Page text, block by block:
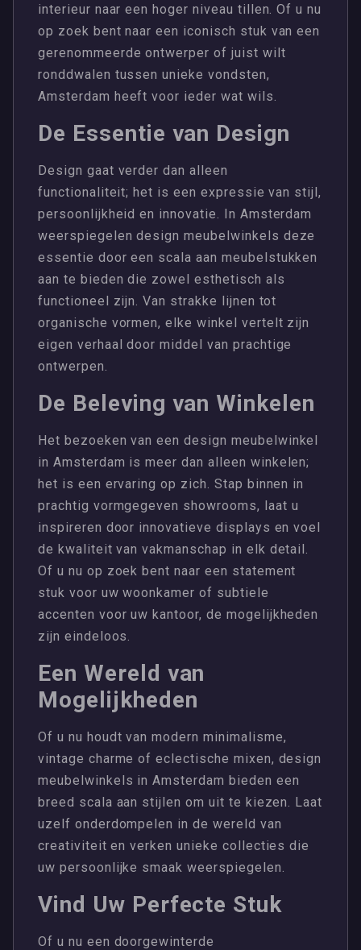
interieur naar een hoger niveau tillen. Of u nu
op zoek bent naar een iconisch stuk van een
gerenommeerde ontwerper of juist wilt
ronddwalen tussen unieke vondsten,
Amsterdam heeft voor ieder wat wils.
De Essentie van Design
Design gaat verder dan alleen
functionaliteit; het is een expressie van stijl,
persoonlijkheid en innovatie. In Amsterdam
weerspiegelen design meubelwinkels deze
essentie door een scala aan meubelstukken
aan te bieden die zowel esthetisch als
functioneel zijn. Van strakke lijnen tot
organische vormen, elke winkel vertelt zijn
eigen verhaal door middel van prachtige
ontwerpen.
De Beleving van Winkelen
Het bezoeken van een design meubelwinkel
in Amsterdam is meer dan alleen winkelen;
het is een ervaring op zich. Stap binnen in
prachtig vormgegeven showrooms, laat u
inspireren door innovatieve displays en voel
de kwaliteit van vakmanschap in elk detail.
Of u nu op zoek bent naar een statement
stuk voor uw woonkamer of subtiele
accenten voor uw kantoor, de mogelijkheden
zijn eindeloos.
Een Wereld van
Mogelijkheden
Of u nu houdt van modern minimalisme,
vintage charme of eclectische mixen, design
meubelwinkels in Amsterdam bieden een
breed scala aan stijlen om uit te kiezen. Laat
uzelf onderdompelen in de wereld van
creativiteit en verken unieke collecties die
uw persoonlijke smaak weerspiegelen.
Vind Uw Perfecte Stuk
Of u nu een doorgewinterde